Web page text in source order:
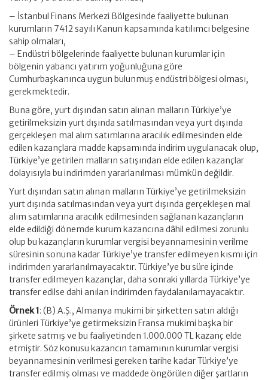
– İstanbul Finans Merkezi Bölgesinde faaliyette bulunan
kurumların 7412 sayılı Kanun kapsamında katılımcı belgesine
sahip olmaları,
– Endüstri bölgelerinde faaliyette bulunan kurumlar için
bölgenin yabancı yatırım yoğunluğuna göre
Cumhurbaşkanınca uygun bulunmuş endüstri bölgesi olması,
gerekmektedir.
Buna göre, yurt dışından satın alınan malların Türkiye’ye
getirilmeksizin yurt dışında satılmasından veya yurt dışında
gerçekleşen mal alım satımlarına aracılık edilmesinden elde
edilen kazançlara madde kapsamında indirim uygulanacak olup,
Türkiye’ye getirilen malların satışından elde edilen kazançlar
dolayısıyla bu indirimden yararlanılması mümkün değildir.
Yurt dışından satın alınan malların Türkiye’ye getirilmeksizin
yurt dışında satılmasından veya yurt dışında gerçekleşen mal
alım satımlarına aracılık edilmesinden sağlanan kazançların
elde edildiği dönemde kurum kazancına dâhil edilmesi zorunlu
olup bu kazançların kurumlar vergisi beyannamesinin verilme
süresinin sonuna kadar Türkiye’ye transfer edilmeyen kısmı için
indirimden yararlanılmayacaktır. Türkiye’ye bu süre içinde
transfer edilmeyen kazançlar, daha sonraki yıllarda Türkiye’ye
transfer edilse dahi anılan indirimden faydalanılamayacaktır.
Örnek 1: (B) A.Ş., Almanya mukimi bir şirketten satın aldığı
ürünleri Türkiye’ye getirmeksizin Fransa mukimi başka bir
şirkete satmış ve bu faaliyetinden 1.000.000 TL kazanç elde
etmiştir. Söz konusu kazancın tamamının kurumlar vergisi
beyannamesinin verilmesi gereken tarihe kadar Türkiye’ye
transfer edilmiş olması ve maddede öngörülen diğer şartların